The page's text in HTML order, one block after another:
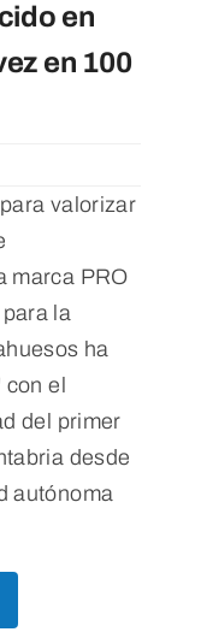
en
en 100
valorizar
marca PRO
la
ha
con el
del primer
desde
autónoma